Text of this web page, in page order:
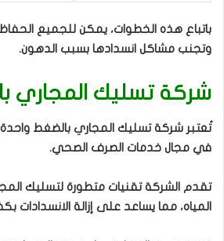
باتباع هذه الخطوات، يمكن للجميع
وتجنب مشاكل انسدادها بسبب الدهون.
شركة تسليك المجاري
تُعتبر شركة تسليك المجاري بالضغط واحدة
في مجال خدمات الصرف الصحي.
تقدم الشركة تقنيات متطورة لتسليك
المياه، مما يساعد على إزالة الانسدادات